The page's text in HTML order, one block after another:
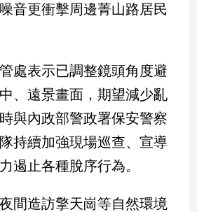
音更衝擊周邊菁山路居民
處表示已調整鏡頭角度避
、遠景畫面，期望減少亂
與內政部警政署保安警察
持續加強現場巡查、宣導
遏止各種脫序行為。
間造訪擎天崗等自然環境